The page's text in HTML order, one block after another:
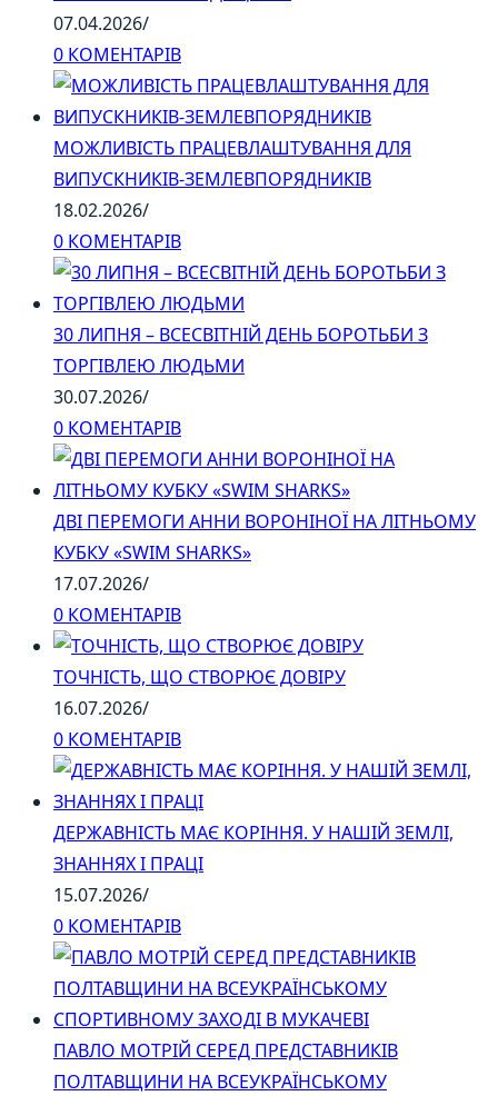
07.04.2026/
0 КОМЕНТАРІВ
МОЖЛИВІСТЬ ПРАЦЕВЛАШТУВАННЯ ДЛЯ
ВИПУСКНИКІВ-ЗЕМЛЕВПОРЯДНИКІВ
18.02.2026/
0 КОМЕНТАРІВ
30 ЛИПНЯ – ВСЕСВІТНІЙ ДЕНЬ БОРОТЬБИ З
ТОРГІВЛЕЮ ЛЮДЬМИ
30.07.2026/
0 КОМЕНТАРІВ
ДВІ ПЕРЕМОГИ АННИ ВОРОНІНОЇ НА ЛІТНЬОМУ
КУБКУ «SWIM SHARKS»
17.07.2026/
0 КОМЕНТАРІВ
ТОЧНІСТЬ, ЩО СТВОРЮЄ ДОВІРУ
16.07.2026/
0 КОМЕНТАРІВ
ДЕРЖАВНІСТЬ МАЄ КОРІННЯ. У НАШІЙ ЗЕМЛІ,
ЗНАННЯХ І ПРАЦІ
15.07.2026/
0 КОМЕНТАРІВ
ПАВЛО МОТРІЙ СЕРЕД ПРЕДСТАВНИКІВ
ПОЛТАВЩИНИ НА ВСЕУКРАЇНСЬКОМУ